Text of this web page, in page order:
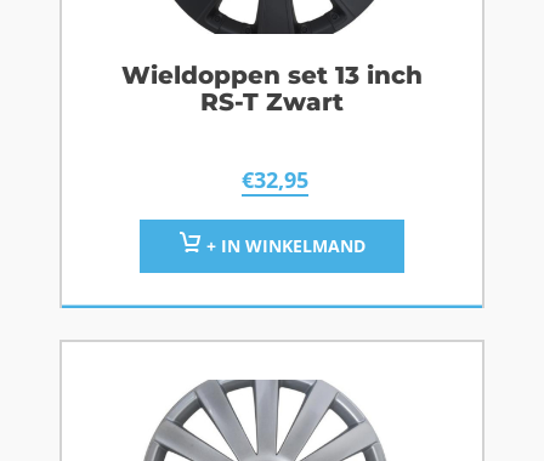
Wieldoppen set 13 inch
RS-T Zwart
€32,95
+ IN WINKELMAND